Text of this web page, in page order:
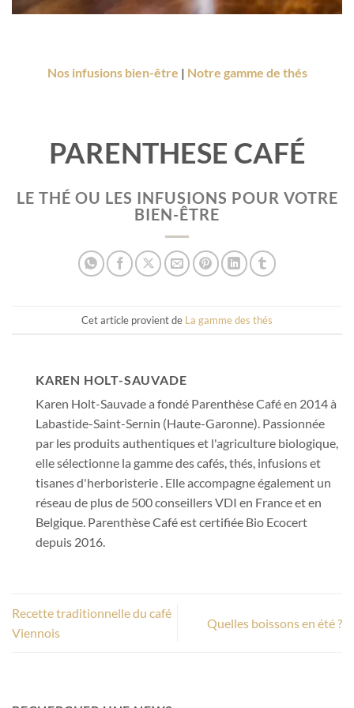
Nos infusions bien-être | Notre gamme de thés
PARENTHESE CAFÉ
LE THÉ OU LES INFUSIONS POUR VOTRE
BIEN-ÊTRE
Cet article provient de La gamme des thés
KAREN HOLT-SAUVADE
Karen Holt-Sauvade a fondé Parenthèse Café en 2014 à
Labastide-Saint-Sernin (Haute-Garonne). Passionnée
par les produits authentiques et l'agriculture biologique,
elle sélectionne la gamme des cafés, thés, infusions et
tisanes d'herboristerie . Elle accompagne également un
réseau de plus de 500 conseillers VDI en France et en
Belgique. Parenthèse Café est certifiée Bio Ecocert
depuis 2016.
Recette traditionnelle du café
Viennois
Quelles boissons en été ?